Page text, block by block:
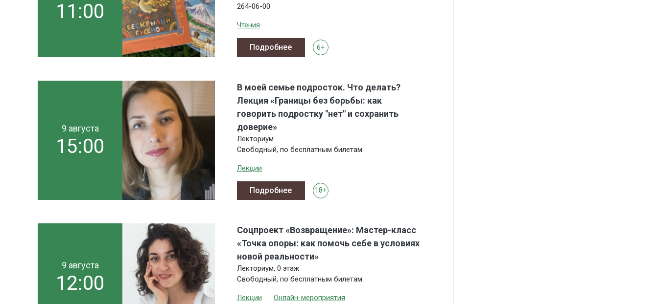
11:00
264-06-00
Чтения
6+
Подробнее
9 августа
15:00
В моей семье подросток. Что делать?
Лекция «Границы без борьбы: как
говорить подростку "нет" и сохранить
доверие»
Лекториум
Свободный, по бесплатным билетам
Лекции
18+
Подробнее
9 августа
12:00
Соцпроект «Возвращение»: Мастер-класс
«Точка опоры: как помочь себе в условиях
новой реальности»
Лекториум, 0 этаж
Свободный, по бесплатным билетам
Лекции Онлайн-мероприятия